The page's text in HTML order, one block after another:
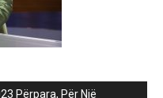
Përpara, Për Një